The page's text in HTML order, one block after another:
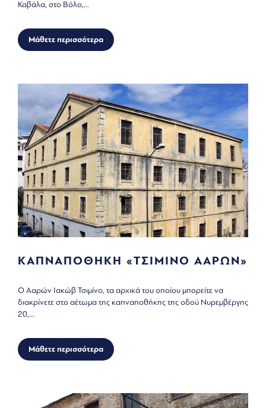
Καβάλα, στο Βόλο,...
Μάθετε περισσότερα
ΚΑΠΝΑΠΟΘΗΚΗ «ΤΣΙΜΙΝΟ ΑΑΡΩΝ»
O Ααρών Ιακώβ Τσιμίνο, τα αρχικά του οποίου μπορείτε να
διακρίνετε στο αέτωμα της καπναποθήκης της οδού Νυρεμβέργης
20,...
Μάθετε περισσότερα